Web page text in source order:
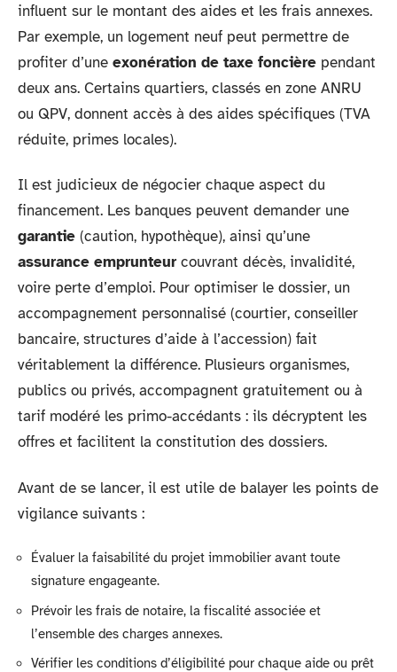
influent sur le montant des aides et les frais annexes.
Par exemple, un logement neuf peut permettre de
profiter d’une exonération de taxe foncière pendant
deux ans. Certains quartiers, classés en zone ANRU
ou QPV, donnent accès à des aides spécifiques (TVA
réduite, primes locales).
Il est judicieux de négocier chaque aspect du
financement. Les banques peuvent demander une
garantie (caution, hypothèque), ainsi qu’une
assurance emprunteur couvrant décès, invalidité,
voire perte d’emploi. Pour optimiser le dossier, un
accompagnement personnalisé (courtier, conseiller
bancaire, structures d’aide à l’accession) fait
véritablement la différence. Plusieurs organismes,
publics ou privés, accompagnent gratuitement ou à
tarif modéré les primo-accédants : ils décryptent les
offres et facilitent la constitution des dossiers.
Avant de se lancer, il est utile de balayer les points de
vigilance suivants :
Évaluer la faisabilité du projet immobilier avant toute
signature engageante.
Prévoir les frais de notaire, la fiscalité associée et
l’ensemble des charges annexes.
Vérifier les conditions d’éligibilité pour chaque aide ou prêt